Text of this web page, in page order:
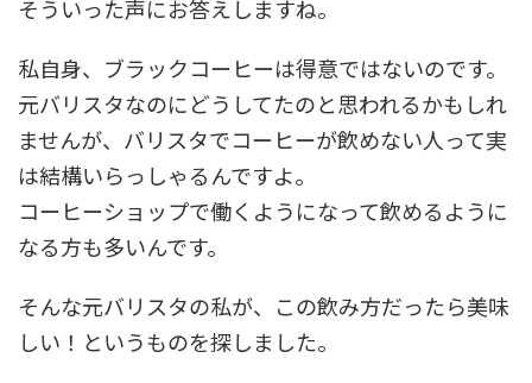
そういった声にお答えしますね。
私自身、ブラックコーヒーは得意ではないのです。
元バリスタなのにどうしてたのと思われるかもしれ
ませんが、バリスタでコーヒーが飲めない人って実
は結構いらっしゃるんですよ。
コーヒーショップで働くようになって飲めるように
なる方も多いんです。
そんな元バリスタの私が、この飲み方だったら美味
しい！というものを探しました。